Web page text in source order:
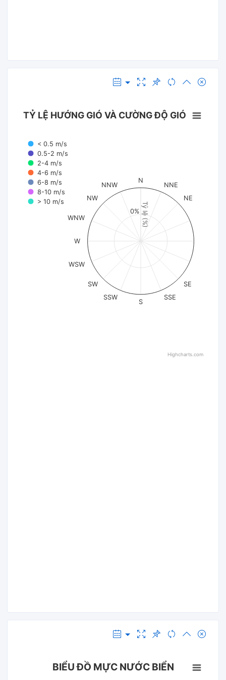
Tỷ lệ (%)
TỶ LỆ HƯỚNG GIÓ VÀ CƯỜNG ĐỘ GIÓ
< 0.5 m/s
0.5-2 m/s
2-4 m/s
4-6 m/s
6-8 m/s
8-10 m/s
> 10 m/s
N
NNE
NE
SE
SSE
S
SSW
SW
WSW
W
WNW
NW
NNW
0%
Highcharts.com
BIỂU ĐỒ MỰC NƯỚC BIỂN